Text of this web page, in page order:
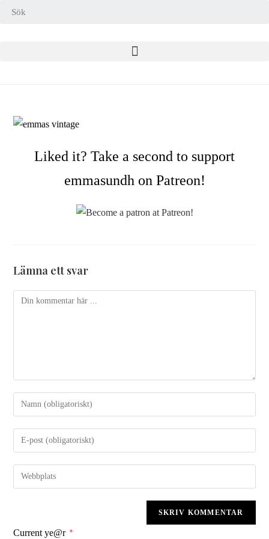
Liked it? Take a second to support
emmasundh on Patreon!
Lämna ett svar
Current ye@r *